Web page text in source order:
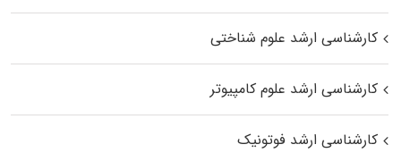
کارشناسی ارشد علوم شناختی
کارشناسی ارشد علوم کامپیوتر
کارشناسی ارشد فوتونیک